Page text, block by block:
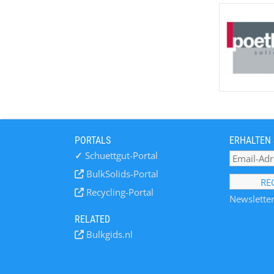
PORTALS
✓ Schuettgut-Portal
BulkSolids-Portal
Recycling-Portal
RELATED
Bulkgids.nl